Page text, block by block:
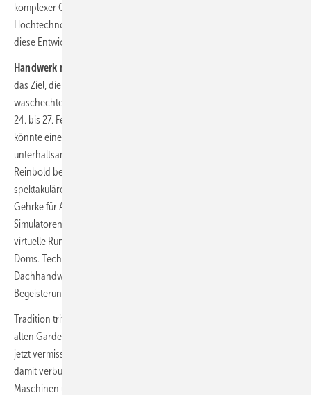
komplexer Geometrien – die Spengler von heute nutzen längst
Hochtechnologie von morgen. Am BAUMETALL-Messestand 425 wird
diese Entwicklung unmittelbar greifbar, aber nicht nur dort …
Handwerk macht Entertainment
das Ziel, die Dach + Holz von einer Fachausstellung in ein
waschechtes Erlebnis-Event zu transformieren. Wer in der Zeit vom
24. bis 27. Februar 2026 durch die Kölner Messehallen schlendert,
könnte einem Handwerk begegnen, das sich so dynamisch und
unterhaltsam wie nie zuvor präsentiert. Während Friedrich „Scotty“
Reinbold bei BAUMETALL das Universum aus Titanzink formt, sorgen
spektakuläre Mountainbike-Stunts von Dachdeckermeister Niels
Gehrke für Adrenalin. In der Racing-Area treten Besucher in Profi-
Simulatoren gegen­einander an oder unternehmen via VR-Brille
virtuelle Rundgänge in schwindelerregenden Höhen des Kölner
Doms. Technik, Action und interaktive Formate vereinen das moderne
Dachhandwerk zu einer Community, die Innovationen feiert und
Begeisterung weckt.
Tradition trifft Transformation Viele Handwerker und Aussteller der
alten Garde begegnen dem neuen Messekonzept mit Skepsis. Schon
jetzt vermissen sie die reine Schau technischer Innovationen und das
damit verbundene Entdecken neuer Materialien, Werkzeuge,
Maschinen und Systeme. Doch wer anfängt, Veränderung zu